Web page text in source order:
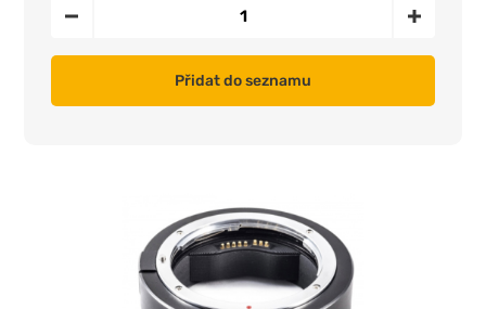
Přidat do seznamu